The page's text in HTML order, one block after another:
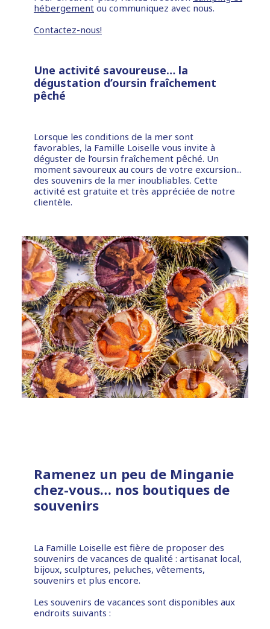
hébergement ou communiquez avec nous.
Contactez-nous!
Une activité savoureuse… la
dégustation d’oursin fraîchement
pêché
Lorsque les conditions de la mer sont
favorables, la Famille Loiselle vous invite à
déguster de l’oursin fraîchement pêché. Un
moment savoureux au cours de votre excursion...
des souvenirs de la mer inoubliables. Cette
activité est gratuite et très appréciée de notre
clientèle.
Ramenez un peu de Minganie
chez-vous… nos boutiques de
souvenirs
La Famille Loiselle est fière de proposer des
souvenirs de vacances de qualité : artisanat local,
bijoux, sculptures, peluches, vêtements,
souvenirs et plus encore.
Les souvenirs de vacances sont disponibles aux
endroits suivants :